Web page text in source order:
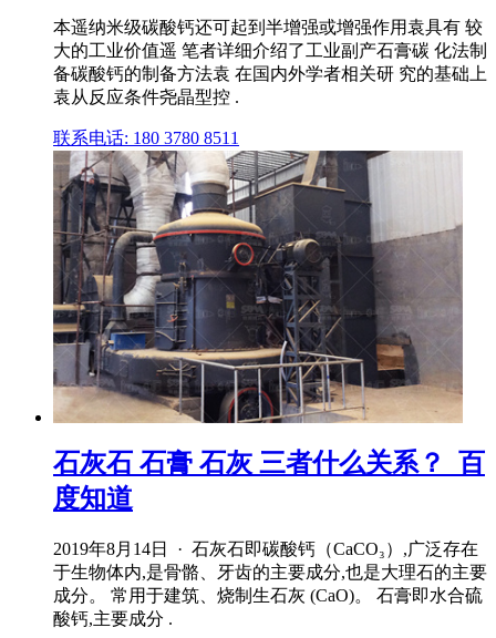
本遥纳米级碳酸钙还可起到半增强或增强作用袁具有 较
大的工业价值遥 笔者详细介绍了工业副产石膏碳 化法制
备碳酸钙的制备方法袁 在国内外学者相关研 究的基础上
袁从反应条件尧晶型控 .
联系电话: 180 3780 8511
石灰石 石膏 石灰 三者什么关系？_百
度知道
2019年8月14日 · 石灰石即碳酸钙（CaCO₃）,广泛存在
于生物体内,是骨骼、牙齿的主要成分,也是大理石的主要
成分。 常用于建筑、烧制生石灰 (CaO)。 石膏即水合硫
酸钙,主要成分 .